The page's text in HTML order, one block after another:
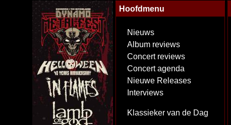
Hoofdmenu
Nieuws
Album reviews
Concert reviews
Concert agenda
Nieuwe Releases
Interviews
Klassieker van de Dag